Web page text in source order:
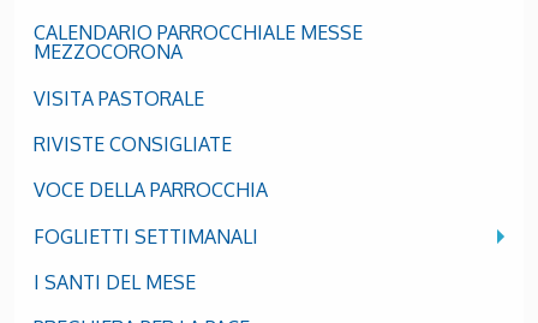
CALENDARIO PARROCCHIALE MESSE
MEZZOCORONA
VISITA PASTORALE
RIVISTE CONSIGLIATE
VOCE DELLA PARROCCHIA
FOGLIETTI SETTIMANALI
I SANTI DEL MESE